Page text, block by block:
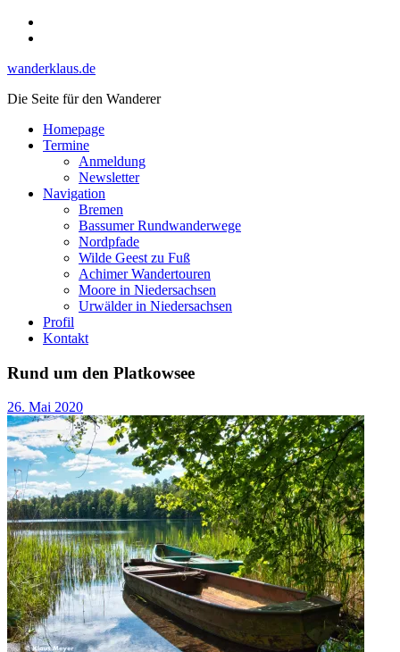
Skip
wanderklaus.de
Die Seite für den Wanderer
Homepage
Termine
Anmeldung
Newsletter
Navigation
Bremen
Bassumer Rundwanderwege
Nordpfade
Wilde Geest zu Fuß
Achimer Wandertouren
Moore in Niedersachsen
Urwälder in Niedersachsen
Profil
Kontakt
Rund um den Platkowsee
26. Mai 2020